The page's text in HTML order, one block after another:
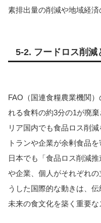
素排出量の削減や地域経済
5-2. フードロス削
FAO（国連食糧農業機関
れる食料の約3分の1が廃
リア国内でも食品ロス削
トランや企業が余剰食品
日本でも「食品ロス削減
や企業、個人がそれぞれ
うした国際的な動きは、
未来の食文化を築く重要な